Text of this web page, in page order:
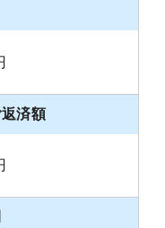
済額